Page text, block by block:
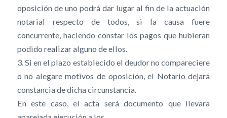
oposición de uno podrá dar lugar al fin de la actuación
notarial respecto de todos, si la causa fuere
concurrente, haciendo constar los pagos que hubieran
podido realizar alguno de ellos.
3. Si en el plazo establecido el deudor no compareciere
o no alegare motivos de oposición, el Notario dejará
constancia de dicha circunstancia.
En este caso, el acta será documento que llevara